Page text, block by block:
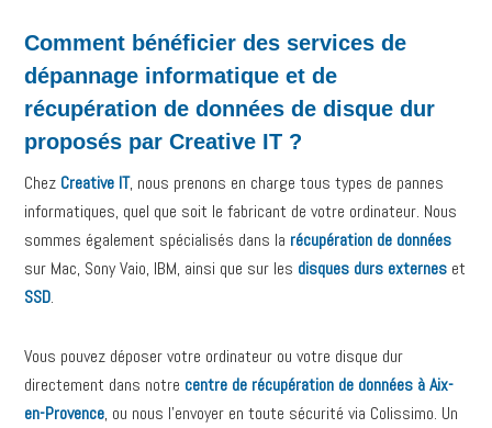
Comment bénéficier des services de
dépannage informatique et de
récupération de données de disque dur
proposés par Creative IT ?
Chez Creative IT, nous prenons en charge tous types de pannes
informatiques, quel que soit le fabricant de votre ordinateur. Nous
sommes également spécialisés dans la récupération de données
sur Mac, Sony Vaio, IBM, ainsi que sur les disques durs externes et
SSD.
Vous pouvez déposer votre ordinateur ou votre disque dur
directement dans notre centre de récupération de données à Aix-
en-Provence, ou nous l’envoyer en toute sécurité via Colissimo. Un